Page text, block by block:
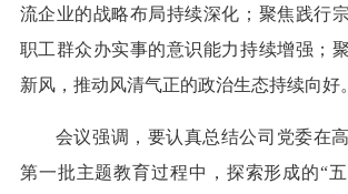
流企业的战略布局持续深化；聚焦践行
职工群众办实事的意识能力持续增强；
新风，推动风清气正的政治生态持续向好。
会议强调，要认真总结公司党委在
第一批主题教育过程中，探索形成的“